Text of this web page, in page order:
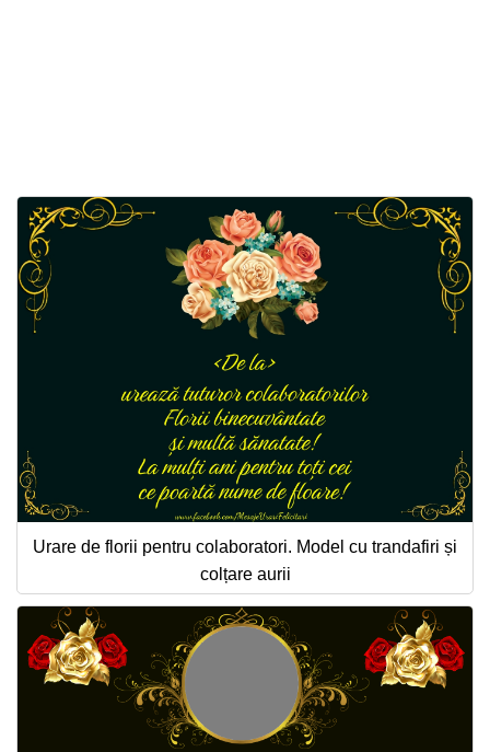
Urare de florii pentru colaboratori. Model cu trandafiri și
colțare aurii